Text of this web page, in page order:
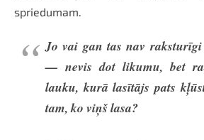
spriedumam.
Jo vai gan tas nav
— nevis dot likumu, bet
lauku, kurā lasītājs pats
tam, ko viņš lasa?